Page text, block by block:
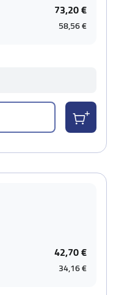
73,20 €
58,56 €
42,70 €
34,16 €